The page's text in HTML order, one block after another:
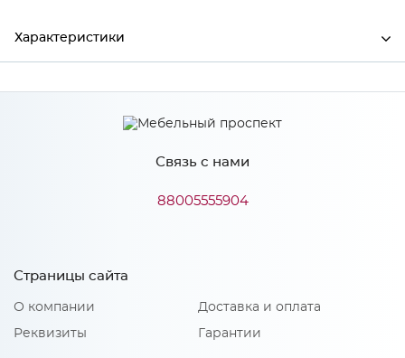
Характеристики
Ширина 1708
1000
2101
МиФ
Материал
Связь с нами
88005555904
Страницы сайта
О компании
Реквизиты
Доставка и оплата
Гарантии